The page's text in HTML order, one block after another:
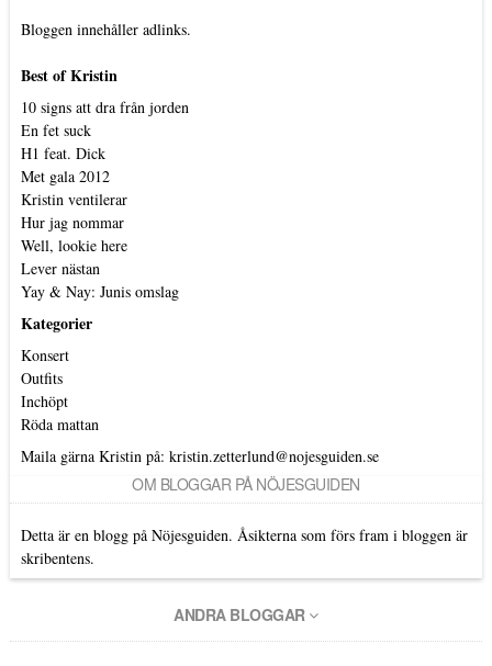
Bloggen innehåller adlinks.
Best of Kristin
10 signs att dra från jorden
En fet suck
H1 feat. Dick
Met gala 2012
Kristin ventilerar
Hur jag nommar
Well, lookie here
Lever nästan
Yay & Nay: Junis omslag
Kategorier
Konsert
Outfits
Inchöpt
Röda mattan
Maila gärna Kristin på: kristin.zetterlund@nojesguiden.se
OM BLOGGAR PÅ NÖJESGUIDEN
Detta är en blogg på Nöjesguiden. Åsikterna som förs fram i bloggen är
skribentens.
ANDRA BLOGGAR